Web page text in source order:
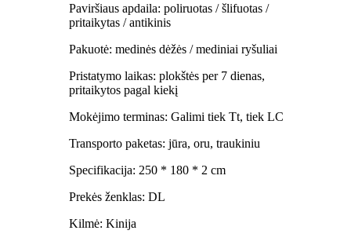
Paviršiaus apdaila: poliruotas / šlifuotas /
pritaikytas / antikinis
Pakuotė: medinės dėžės / mediniai ryšuliai
Pristatymo laikas: plokštės per 7 dienas,
pritaikytos pagal kiekį
Mokėjimo terminas: Galimi tiek Tt, tiek LC
Transporto paketas: jūra, oru, traukiniu
Specifikacija: 250 * 180 * 2 cm
Prekės ženklas: DL
Kilmė: Kinija